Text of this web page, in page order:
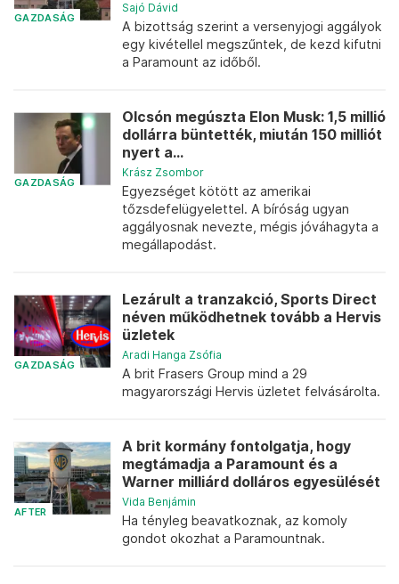
GAZDASÁG
Sajó Dávid
A bizottság szerint a versenyjogi aggályok
egy kivétellel megszűntek, de kezd kifutni
a Paramount az időből.
GAZDASÁG
Olcsón megúszta Elon Musk: 1,5 millió
dollárra büntették, miután 150 milliót
nyert a...
Krász Zsombor
Egyezséget kötött az amerikai
tőzsdefelügyelettel. A bíróság ugyan
aggályosnak nevezte, mégis jóváhagyta a
megállapodást.
GAZDASÁG
Lezárult a tranzakció, Sports Direct
néven működhetnek tovább a Hervis
üzletek
Aradi Hanga Zsófia
A brit Frasers Group mind a 29
magyarországi Hervis üzletet felvásárolta.
AFTER
A brit kormány fontolgatja, hogy
megtámadja a Paramount és a
Warner milliárd dolláros egyesülését
Vida Benjámin
Ha tényleg beavatkoznak, az komoly
gondot okozhat a Paramountnak.